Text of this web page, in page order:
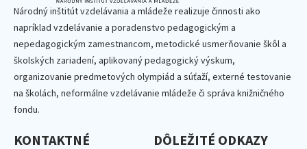
Národný inštitút vzdelávania a mládeže realizuje činnosti ako
napríklad vzdelávanie a poradenstvo pedagogickým a
nepedagogickým zamestnancom, metodické usmerňovanie škôl a
školských zariadení, aplikovaný pedagogický výskum,
organizovanie predmetových olympiád a súťaží, externé testovanie
na školách, neformálne vzdelávanie mládeže či správa knižničného
fondu.
KONTAKTNÉ
DÔLEŽITÉ ODKAZY